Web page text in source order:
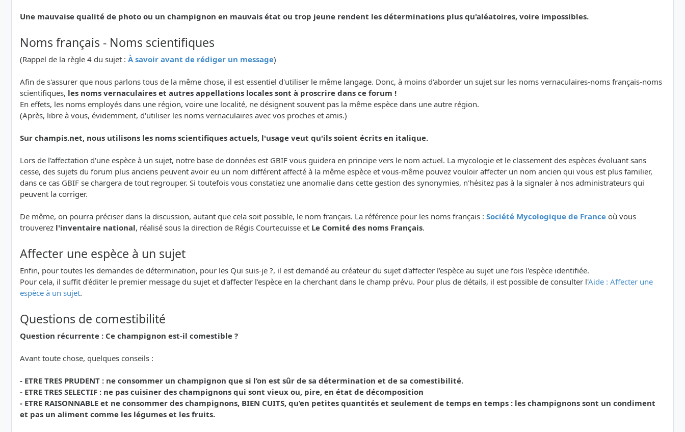
Une mauvaise qualité de photo ou un champignon en mauvais état ou trop jeune rendent les déterminations plus qu'aléatoires, voire impossibles.
Noms français - Noms scientifiques
(Rappel de la règle 4 du sujet : À savoir avant de rédiger un message)
Afin de s'assurer que nous parlons tous de la même chose, il est essentiel d'utiliser le même langage. Donc, à moins d'aborder un sujet sur les noms vernaculaires-noms français-noms
scientifiques, les noms vernaculaires et autres appellations locales sont à proscrire dans ce forum !
En effets, les noms employés dans une région, voire une localité, ne désignent souvent pas la même espèce dans une autre région.
(Après, libre à vous, évidemment, d'utiliser les noms vernaculaires avec vos proches et amis.)
Sur champis.net, nous utilisons les noms scientifiques actuels, l'usage veut qu'ils soient écrits en italique.
Lors de l'affectation d'une espèce à un sujet, notre base de données est GBIF vous guidera en principe vers le nom actuel. La mycologie et le classement des espèces évoluant sans
cesse, des sujets du forum plus anciens peuvent avoir eu un nom différent affecté à la même espèce et vous-même pouvez vouloir affecter un nom ancien qui vous est plus familier,
dans ce cas GBIF se chargera de tout regrouper. Si toutefois vous constatiez une anomalie dans cette gestion des synonymies, n'hésitez pas à la signaler à nos administrateurs qui
peuvent la corriger.
De même, on pourra préciser dans la discussion, autant que cela soit possible, le nom français. La référence pour les noms français : Société Mycologique de France où vous
trouverez l'inventaire national, réalisé sous la direction de Régis Courtecuisse et Le Comité des noms Français.
Affecter une espèce à un sujet
Enfin, pour toutes les demandes de détermination, pour les Qui suis-je ?, il est demandé au créateur du sujet d'affecter l'espèce au sujet une fois l'espèce identifiée.
Pour cela, il suffit d'éditer le premier message du sujet et d'affecter l'espèce en la cherchant dans le champ prévu. Pour plus de détails, il est possible de consulter l'Aide : Affecter une
espèce à un sujet.
Questions de comestibilité
Question récurrente : Ce champignon est-il comestible ?
Avant toute chose, quelques conseils :
- ETRE TRES PRUDENT : ne consommer un champignon que si l’on est sûr de sa détermination et de sa comestibilité.
- ETRE TRES SELECTIF : ne pas cuisiner des champignons qui sont vieux ou, pire, en état de décomposition
- ETRE RAISONNABLE et ne consommer des champignons, BIEN CUITS, qu’en petites quantités et seulement de temps en temps : les champignons sont un condiment
et pas un aliment comme les légumes et les fruits.